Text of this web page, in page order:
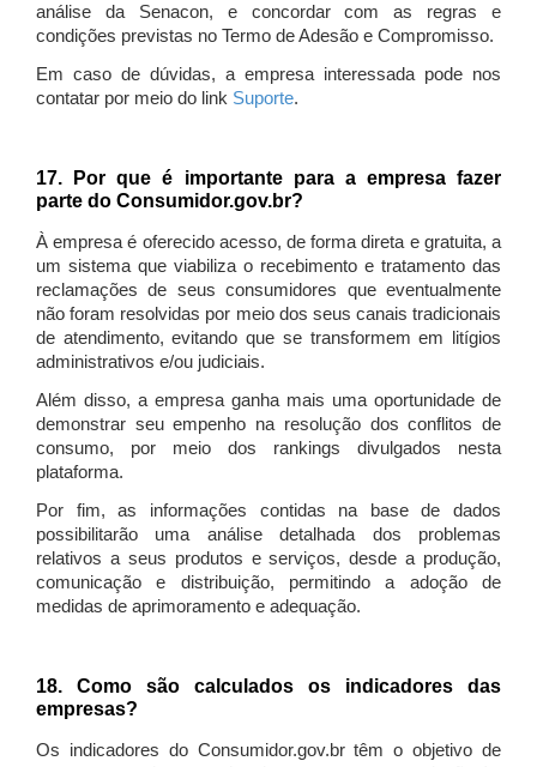
análise da Senacon, e concordar com as regras e
condições previstas no Termo de Adesão e Compromisso.
Em caso de dúvidas, a empresa interessada pode nos
contatar por meio do link Suporte.
17. Por que é importante para a empresa fazer
parte do Consumidor.gov.br?
À empresa é oferecido acesso, de forma direta e gratuita, a
um sistema que viabiliza o recebimento e tratamento das
reclamações de seus consumidores que eventualmente
não foram resolvidas por meio dos seus canais tradicionais
de atendimento, evitando que se transformem em litígios
administrativos e/ou judiciais.
Além disso, a empresa ganha mais uma oportunidade de
demonstrar seu empenho na resolução dos conflitos de
consumo, por meio dos rankings divulgados nesta
plataforma.
Por fim, as informações contidas na base de dados
possibilitarão uma análise detalhada dos problemas
relativos a seus produtos e serviços, desde a produção,
comunicação e distribuição, permitindo a adoção de
medidas de aprimoramento e adequação.
18. Como são calculados os indicadores das
empresas?
Os indicadores do Consumidor.gov.br têm o objetivo de